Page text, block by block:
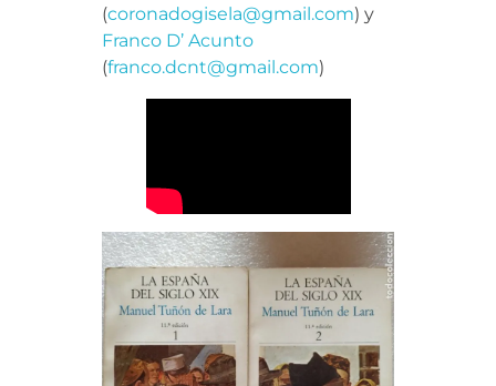
(coronadogisela@gmail.com) y
Franco D’ Acunto
(franco.dcnt@gmail.com)